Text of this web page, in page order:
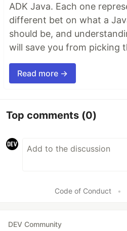
ADK Java. Each one
different bet on what a
should be, and
will save you from picking
Read more →
Top comments (0)
Code of Conduct •
DEV Community